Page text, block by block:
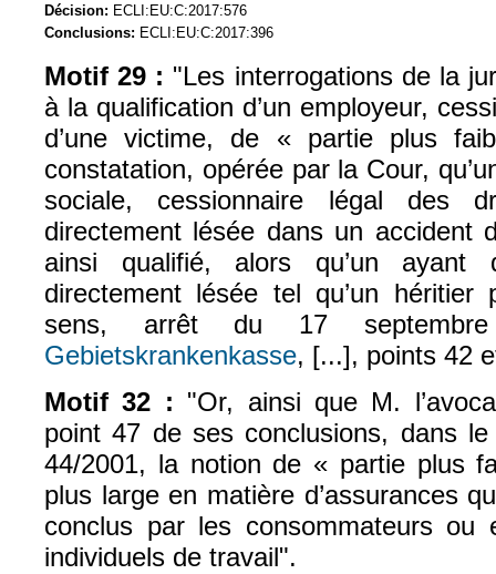
Décision: ECLI:EU:C:2017:576
Conclusions: ECLI:EU:C:2017:396
Motif 29 : "Les interrogations de la
à la qualification d’un employeur,
d’une victime, de « partie plus
constatation, opérée par la Cour,
sociale, cessionnaire légal des
directement lésée dans un accident
ainsi qualifié, alors qu’un
directement lésée tel qu’un héritier
sens, arrêt du 17
Gebietskrankenkasse, [...], points 42
Motif 32 : "Or, ainsi que M.
point 47 de ses conclusions, dans
44/2001, la notion de « partie plus
plus large en matière d’assurances
conclus par les consommateurs ou
individuels de travail".